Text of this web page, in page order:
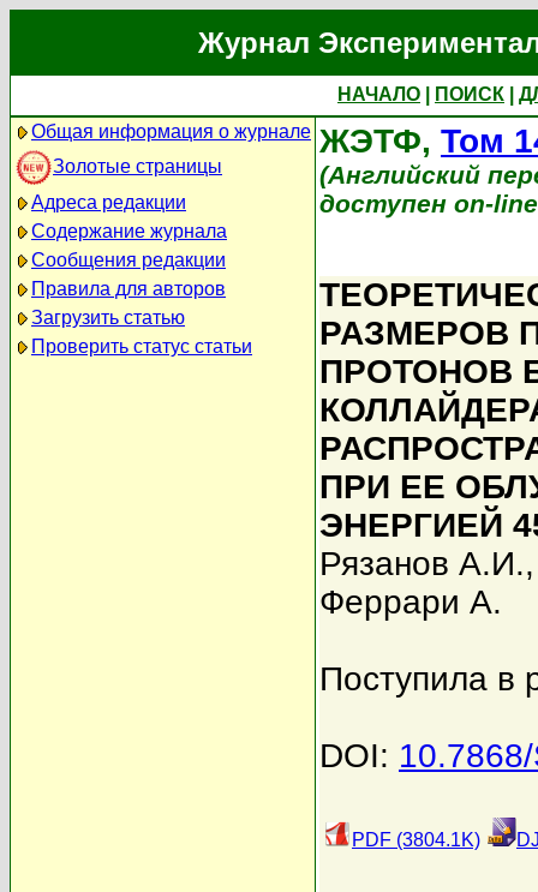
Журнал
НАЧАЛО ПОИСК
Общая информация о журнале
Золотые страницы
Адреса редакции
Содержание журнала
Сообщения редакции
Правила для авторов
Загрузить статью
Проверить статус статьи
ЖЭТФ, Том
(Английский
доступен on-
РАЗМЕРОВ
ПРОТОНОВ
ПРИ ЕЕ
ЭНЕРГИЕЙ
Рязанов А.И.
Феррари А.
Поступила в
DOI:
PDF (3804.1K)